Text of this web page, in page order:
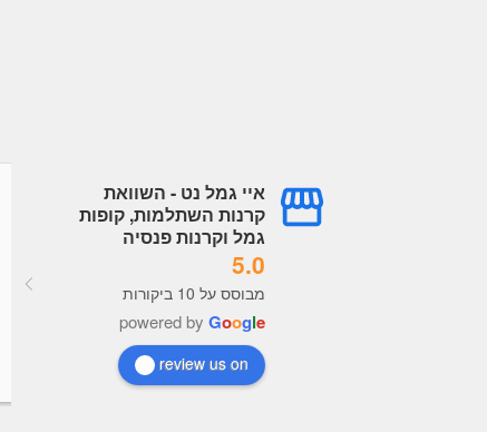
איי גמל נט - השוואת
קרנות השתלמות, קופות
גמל וקרנות פנסיה
5.0
מבוסס על 10 ביקורות
powered by Google
review us on
עמית עובדיה
a year ago